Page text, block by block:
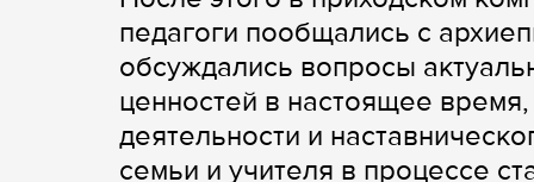
педагоги пообщались с
обсуждались вопросы
ценностей в настоящее
деятельности и
семьи и учителя в процессе